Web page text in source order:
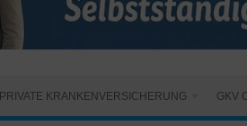
PRIVATE KRANKENVERSICHERUNG GKV